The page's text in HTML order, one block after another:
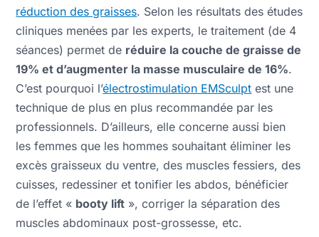
réduction des graisses. Selon les résultats des études
cliniques menées par les experts, le traitement (de 4
séances) permet de réduire la couche de graisse de
19% et d’augmenter la masse musculaire de 16%.
C’est pourquoi l’électrostimulation EMSculpt est une
technique de plus en plus recommandée par les
professionnels. D’ailleurs, elle concerne aussi bien
les femmes que les hommes souhaitant éliminer les
excès graisseux du ventre, des muscles fessiers, des
cuisses, redessiner et tonifier les abdos, bénéficier
de l’effet « booty lift », corriger la séparation des
muscles abdominaux post-grossesse, etc.